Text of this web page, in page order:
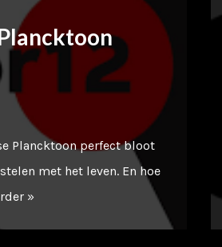
Plancktoon perfect bloot
met het leven. En hoe
»